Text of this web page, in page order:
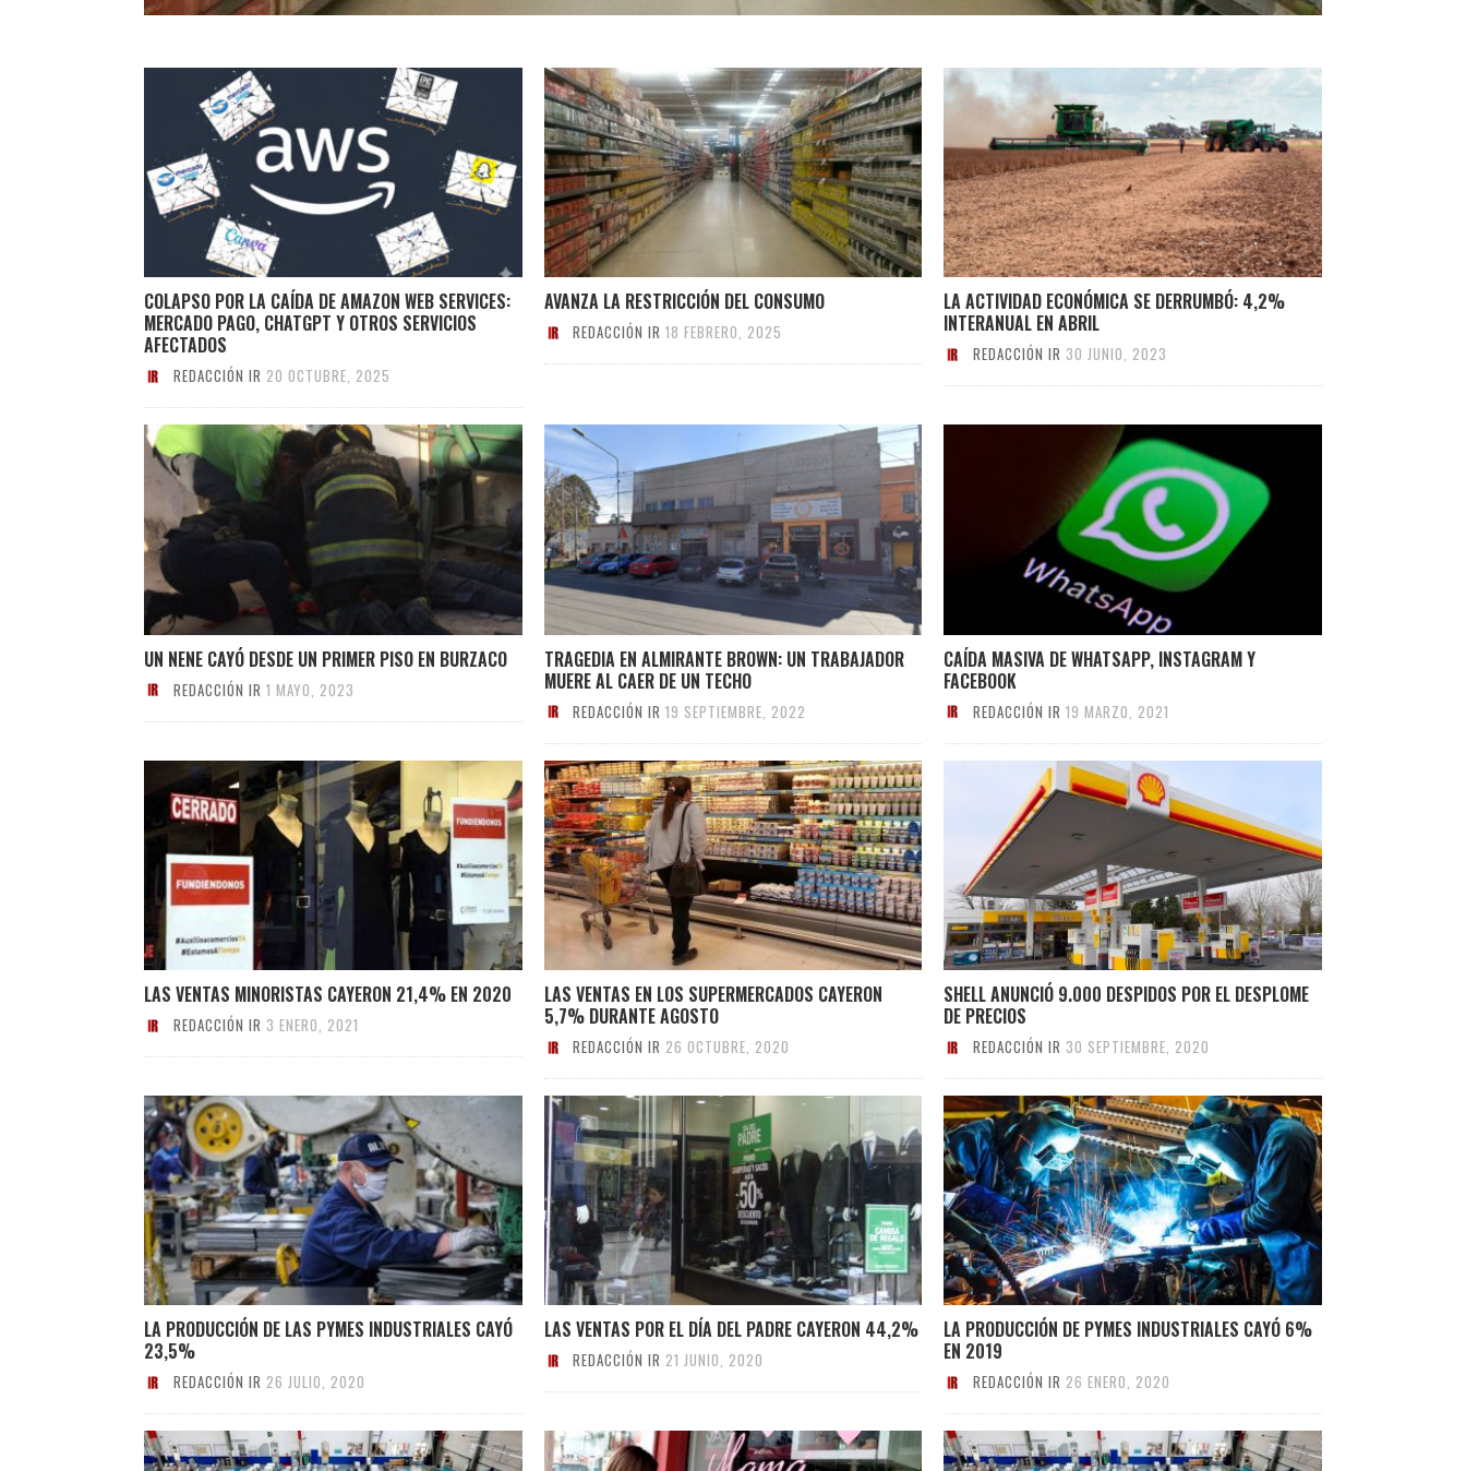
COLAPSO POR LA CAÍDA DE AMAZON WEB SERVICES:
MERCADO PAGO, CHATGPT Y OTROS SERVICIOS
AFECTADOS
REDACCIÓN IR 20 OCTUBRE, 2025
AVANZA LA RESTRICCIÓN DEL CONSUMO
REDACCIÓN IR 18 FEBRERO, 2025
LA ACTIVIDAD ECONÓMICA SE DERRUMBÓ: 4,2%
INTERANUAL EN ABRIL
REDACCIÓN IR 30 JUNIO, 2023
UN NENE CAYÓ DESDE UN PRIMER PISO EN BURZACO
REDACCIÓN IR 1 MAYO, 2023
TRAGEDIA EN ALMIRANTE BROWN: UN TRABAJADOR
MUERE AL CAER DE UN TECHO
REDACCIÓN IR 19 SEPTIEMBRE, 2022
CAÍDA MASIVA DE WHATSAPP, INSTAGRAM Y
FACEBOOK
REDACCIÓN IR 19 MARZO, 2021
LAS VENTAS MINORISTAS CAYERON 21,4% EN 2020
REDACCIÓN IR 3 ENERO, 2021
LAS VENTAS EN LOS SUPERMERCADOS CAYERON
5,7% DURANTE AGOSTO
REDACCIÓN IR 26 OCTUBRE, 2020
SHELL ANUNCIÓ 9.000 DESPIDOS POR EL DESPLOME
DE PRECIOS
REDACCIÓN IR 30 SEPTIEMBRE, 2020
LA PRODUCCIÓN DE LAS PYMES INDUSTRIALES CAYÓ
23,5%
REDACCIÓN IR 26 JULIO, 2020
LAS VENTAS POR EL DÍA DEL PADRE CAYERON 44,2%
REDACCIÓN IR 21 JUNIO, 2020
LA PRODUCCIÓN DE PYMES INDUSTRIALES CAYÓ 6%
EN 2019
REDACCIÓN IR 26 ENERO, 2020